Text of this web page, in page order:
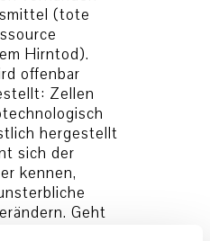
(tote
Hirntod).
offenbar
Zellen
hergestellt
sich der
kennen,
Geht